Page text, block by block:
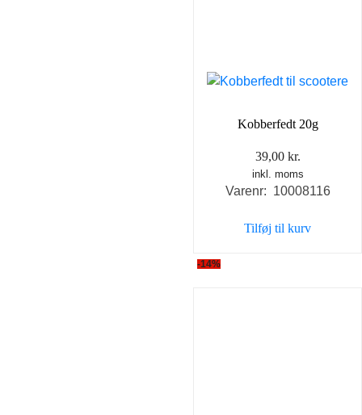
Kobberfedt 20g
39,00 kr.
inkl. moms
Varenr: 10008116
Tilføj til kurv
-14%